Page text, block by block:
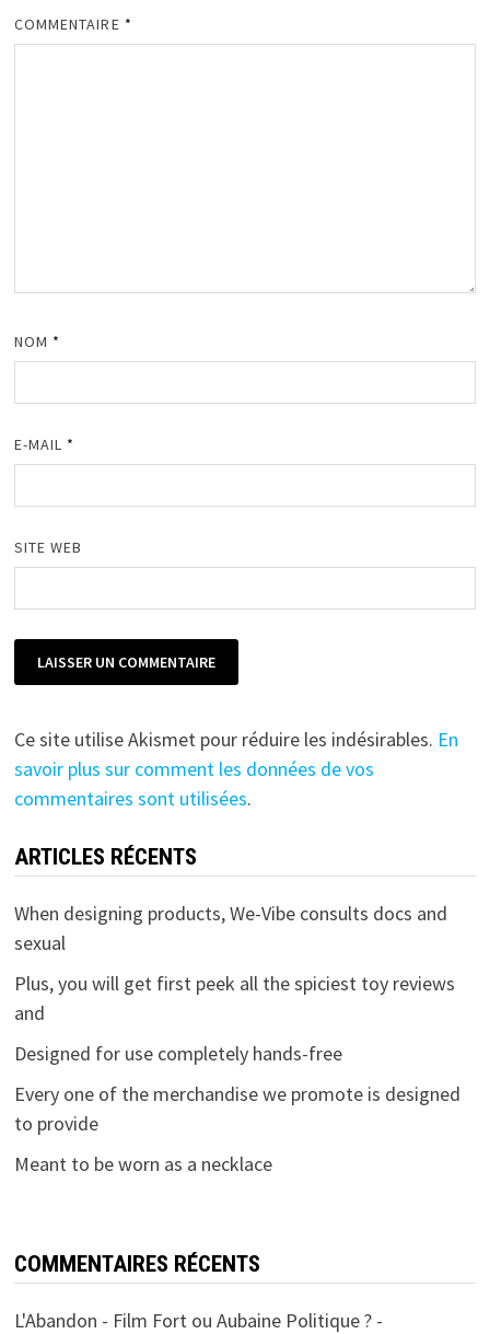
COMMENTAIRE *
NOM *
E-MAIL *
SITE WEB
Ce site utilise Akismet pour réduire les indésirables. En
savoir plus sur comment les données de vos
commentaires sont utilisées.
ARTICLES RÉCENTS
When designing products, We-Vibe consults docs and
sexual
Plus, you will get first peek all the spiciest toy reviews
and
Designed for use completely hands-free
Every one of the merchandise we promote is designed
to provide
Meant to be worn as a necklace
COMMENTAIRES RÉCENTS
L'Abandon - Film Fort ou Aubaine Politique ? -